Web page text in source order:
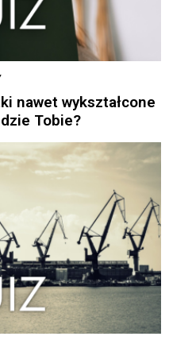
nawet wykształcone
Tobie?